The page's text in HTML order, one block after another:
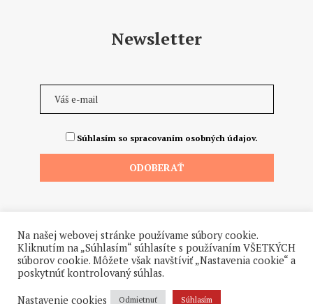
Newsletter
Súhlasím so spracovaním osobných údajov.
©2026 - Všetky práva vyhradené. Hrdo a od ♥ dodalo štúdio
Na našej webovej stránke používame súbory cookie.
Kliknutím na „Súhlasím“ súhlasíte s používaním VŠETKÝCH
súborov cookie. Môžete však navštíviť „Nastavenia cookie“ a
poskytnúť kontrolovaný súhlas.
Nastavenie cookies Odmietnuť Súhlasím